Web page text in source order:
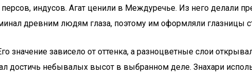
индусов. Агат ценили в Междуречье. Из него делали
древним людям глаза, поэтому им оформляли глазницы
значение зависело от оттенка, а разноцветные слои
достичь небывалых высот в выбранном деле. Знахари